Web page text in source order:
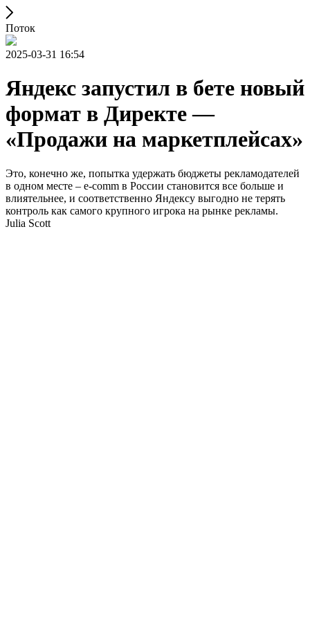
Поток
2025-03-31 16:54
Яндекс запустил в бете новый
формат в Директе —
«Продажи на маркетплейсах»
Это, конечно же, попытка удержать бюджеты рекламодателей
в одном месте – e-comm в России становится все больше и
влиятельнее, и соответственно Яндексу выгодно не терять
контроль как самого крупного игрока на рынке рекламы.
Julia Scott